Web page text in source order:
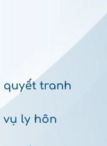
quyết tranh
vụ ly hôn